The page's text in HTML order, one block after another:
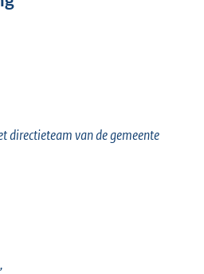
directieteam van de gemeente